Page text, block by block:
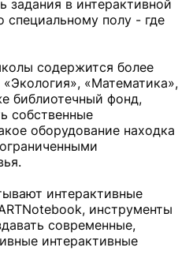
задания в интерактивной
полу - где
содержится более
«Математика»,
библиотечный фонд,
собственные
оборудование находка
интерактивные
инструменты
современные,
интерактивные